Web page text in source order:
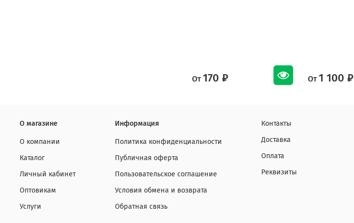
От 170 ₽ От 1 100 ₽
О магазине
О компании
Каталог
Личный кабинет
Оптовикам
Услуги
Информация
Политика конфиденциальности
Публичная оферта
Пользовательское соглашение
Условия обмена и возврата
Обратная связь
Контакты
Доставка
Оплата
Реквизиты